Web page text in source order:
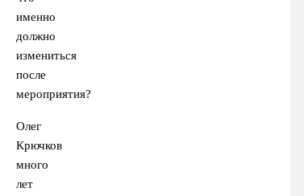
именно
должно
измениться
после
мероприятия?
Олег
Крючков
много
лет